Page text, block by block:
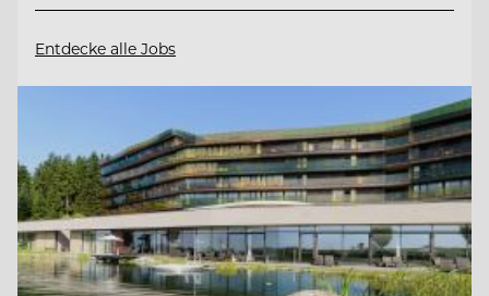
Entdecke alle Jobs